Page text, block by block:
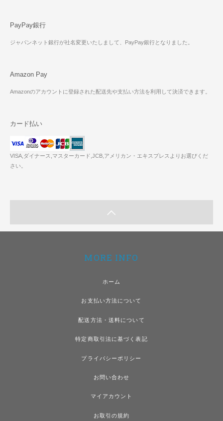
PayPay銀行
ジャパンネット銀行が社名変更いたしまして、PayPay銀行となりました。
Amazon Pay
Amazonのアカウントに登録された配送先や支払い方法を利用して決済できます。
カード払い
VISA,ダイナース,マスターカード,JCB,アメリカン・エキスプレスよりお選びくだ
さい。
MORE INFO
ホーム
お支払い方法について
配送方法・送料について
特定商取引法に基づく表記
プライバシーポリシー
お問い合わせ
マイアカウント
お取引の規約